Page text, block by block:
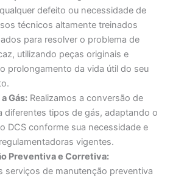
defeito ou necessidade de
técnicos altamente treinados
para resolver o problema de
utilizando peças originais e
prolongamento da vida útil do seu
Gás: Realizamos a conversão de
diferentes tipos de gás, adaptando o
DCS conforme sua necessidade e
vigentes.
Preventiva e Corretiva:
serviços de manutenção preventiva